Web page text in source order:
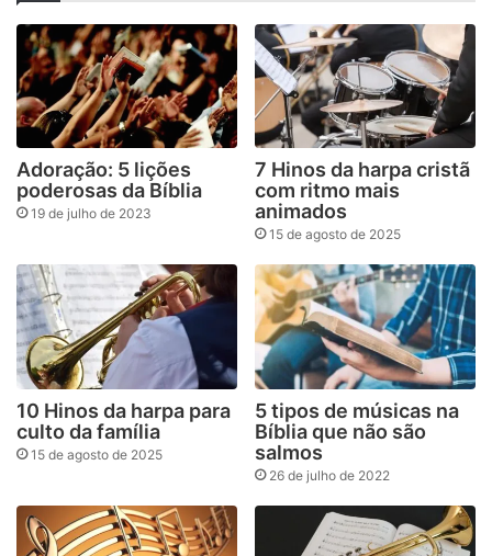
Adoração: 5 lições
poderosas da Bíblia
19 de julho de 2023
7 Hinos da harpa cristã
com ritmo mais
animados
15 de agosto de 2025
10 Hinos da harpa para
culto da família
15 de agosto de 2025
5 tipos de músicas na
Bíblia que não são
salmos
26 de julho de 2022